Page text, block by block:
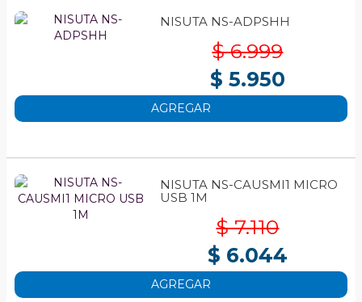
NISUTA NS-ADPSHH
$ 6.999
$ 5.950
AGREGAR
NISUTA NS-CAUSMI1 MICRO
USB 1M
$ 7.110
$ 6.044
AGREGAR